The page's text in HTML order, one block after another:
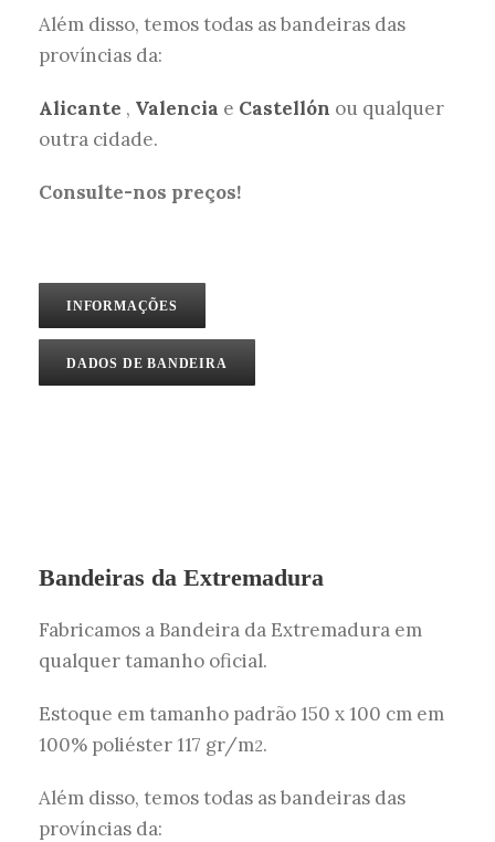
Além disso, temos todas as bandeiras das
províncias da:
Alicante , Valencia e Castellón ou qualquer
outra cidade.
Consulte-nos preços!
INFORMAÇÕES
DADOS DE BANDEIRA
Bandeiras da Extremadura
Fabricamos a Bandeira da Extremadura em
qualquer tamanho oficial.
Estoque em tamanho padrão 150 x 100 cm em
100% poliéster 117 gr/m2.
Além disso, temos todas as bandeiras das
províncias da: